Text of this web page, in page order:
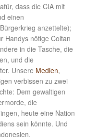
dass die CIA mit
einen
anzettelte);
Handys nötige Coltan
in die Tasche, die
und die
Unsere Medien,
verbissen zu zwei
Dem gewaltigen
die
heute eine Nation
sein könnte. Und